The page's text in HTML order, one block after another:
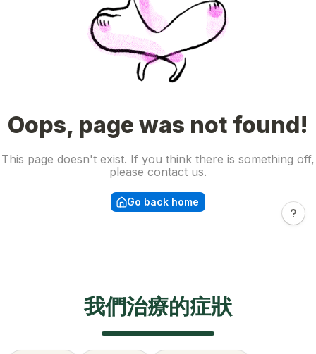
我們治療的症狀